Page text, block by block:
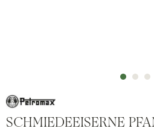
SCHMIEDEEISERNE